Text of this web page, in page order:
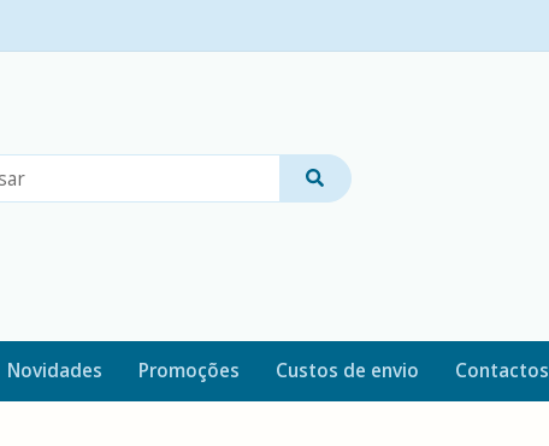
Novidades Promoções Custos de envio Contactos